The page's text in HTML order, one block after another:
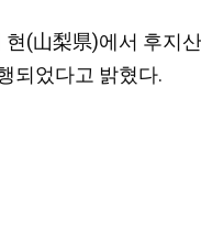
(山梨県)에서 후지
되었다고 밝혔다.